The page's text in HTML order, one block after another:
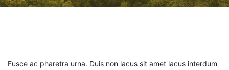
Fusce ac pharetra urna. Duis non lacus sit amet lacus interdum